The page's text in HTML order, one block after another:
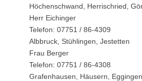
Höchenschwand, Herrischried,
Herr Eichinger
Telefon: 07751 / 86-4309
Albbruck, Stühlingen, Jestetten
Frau Berger
Telefon: 07751 / 86-4308
Grafenhausen, Häusern,